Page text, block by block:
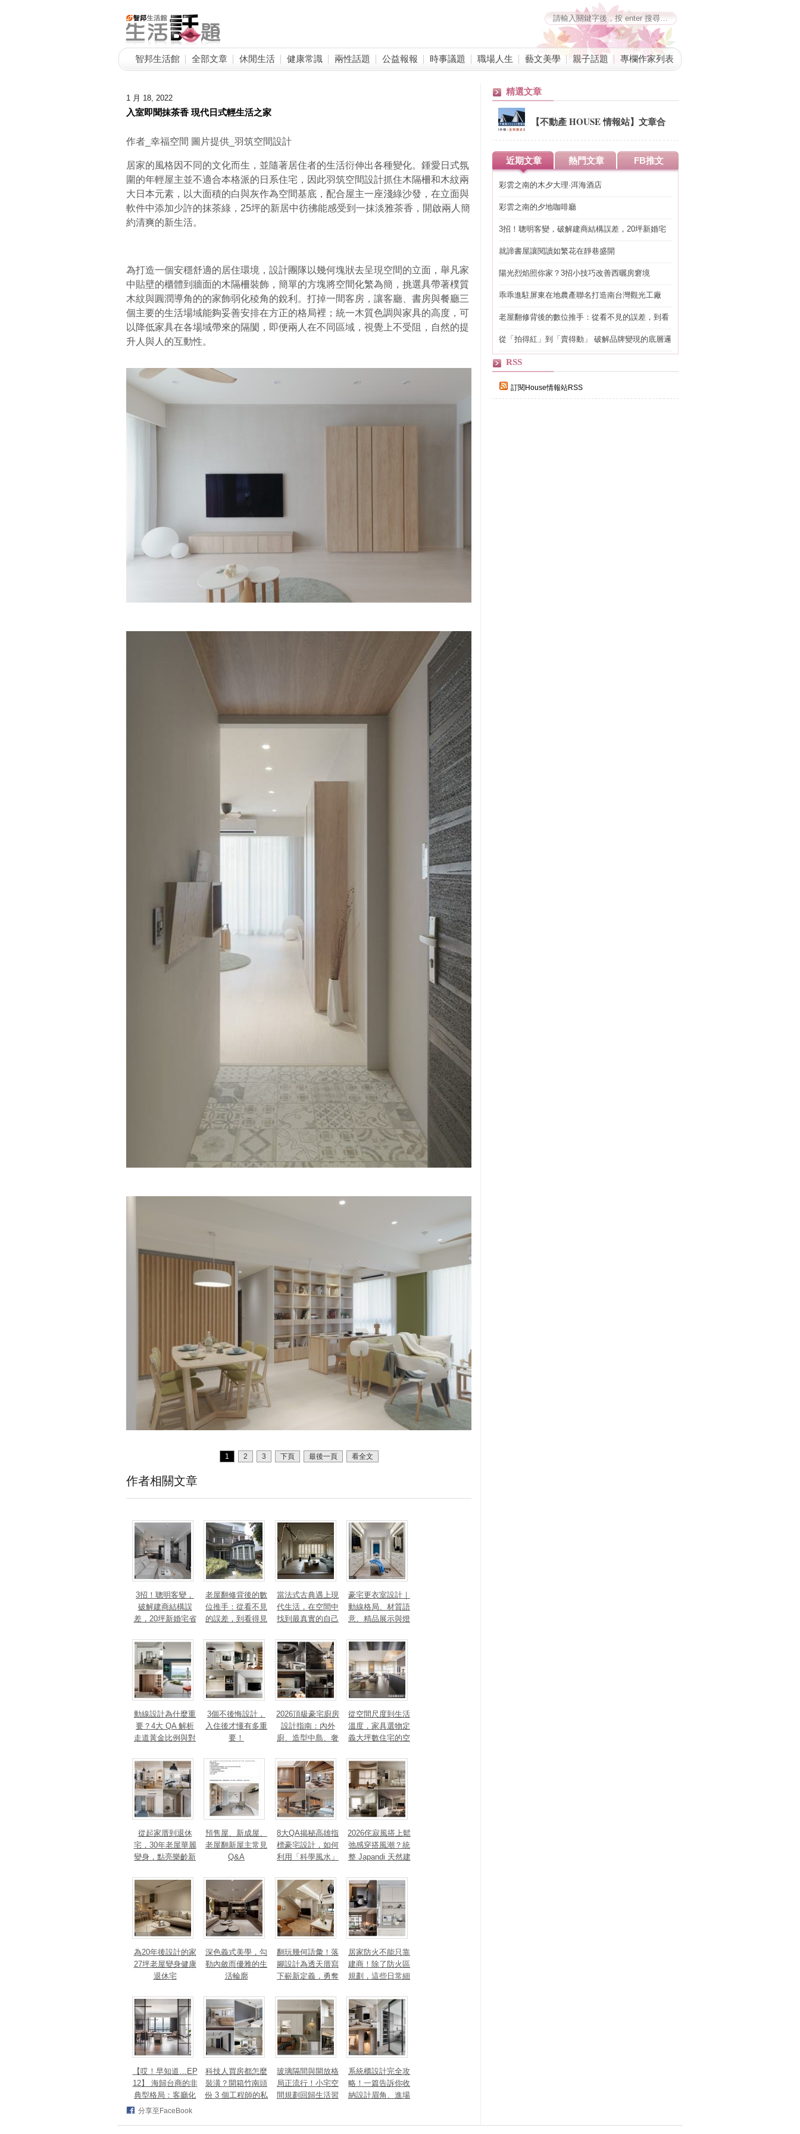
智邦生活館 全部文章 休閒生活 健康常識 兩性話題 公益報報 時事議題 職場人生 藝文美學 親子話題 專欄作家列表
1 月 18, 2022
入室即聞抹茶香 現代日式輕生活之家
作者_幸福空間 圖片提供_羽筑空間設計
居家的風格因不同的文化而生，並隨著居住者的生活衍伸出各種變化。鍾愛日式氛
圍的年輕屋主並不適合本格派的日系住宅，因此羽筑空間設計抓住木隔柵和木紋兩
大日本元素，以大面積的白與灰作為空間基底，配合屋主一座淺綠沙發，在立面與
軟件中添加少許的抹茶綠，25坪的新居中彷彿能感受到一抹淡雅茶香，開啟兩人簡
約清爽的新生活。
為打造一個安穩舒適的居住環境，設計團隊以幾何塊狀去呈現空間的立面，舉凡家
中貼壁的櫃體到牆面的木隔柵裝飾，簡單的方塊將空間化繁為簡，挑選具帶著樸質
木紋與圓潤導角的的家飾弱化稜角的銳利。打掉一間客房，讓客廳、書房與餐廳三
個主要的生活場域能夠妥善安排在方正的格局裡；統一木質色調與家具的高度，可
以降低家具在各場域帶來的隔閡，即便兩人在不同區域，視覺上不受阻，自然的提
升人與人的互動性。
1 2 3 下頁 最後一頁 看全文
作者相關文章
3招！聰明客變，
破解建商結構誤
差，20坪新婚宅省
錢
老屋翻修背後的數
位推手：從看不見
的誤差，到看得見
當法式古典遇上現
代生活，在空間中
找到最真實的自己
豪宅更衣室設計｜
動線格局、材質語
意、精品展示與燈
打造高訂生活儀式
動線設計為什麼重
要？4大 QA 解析
走道黃金比例與對
3個不後悔設計，
入住後才懂有多重
要！
2026頂級豪宅廚房
設計指南：內外
廚、造型中島、奢
讓廚房從空間配角
變主角！
從空間尺度到生活
溫度，家具選物定
義大坪數住宅的空
從起家厝到退休
宅，30年老屋華麗
變身，點亮樂齡新
法、英指標設計大
獎！
預售屋、新成屋、
老屋翻新屋主常見
Q&A
8大QA揭秘高雄指
標豪宅設計，如何
利用「科學風水」
量磁場？
2026侘寂風搭上鬆
弛感穿搭風潮？統
整 Japandi 天然建
有風靡全球的軟裝
家具推薦
為20年後設計的家
27坪老屋變身健康
退休宅
深色義式美學，勾
勒內斂而優雅的生
活輪廓
翻玩幾何語彙！落
腳設計為透天厝寫
下嶄新定義，勇奪
TAN 國際大獎
居家防火不能只靠
建商！除了防火區
規劃，這些日常細
【哎！早知道…EP
12】 海歸台商的非
典型格局：客廳化
身面海創作空間，
科技人買房都怎麼
裝潢？開箱竹南頭
份 3 個工程師的私
玻璃隔間與開放格
局正流行！小宅空
間規劃回歸生活習
系統櫃設計完全攻
略！一篇告訴你收
納設計眉角、進場
分享至FaceBook
精選文章
【不動產 HOUSE 情報站】文章合
併公告
近期文章 熱門文章 FB推文
彩雲之南的木夕大理·洱海酒店
彩雲之南的夕地咖啡廳
3招！聰明客變，破解建商結構誤差，20坪新婚宅
就諦書屋讓閱讀如繁花在靜巷盛開
陽光烈焰照你家？3招小技巧改善西曬房窘境
乖乖進駐屏東在地農產聯名打造南台灣觀光工廠
老屋翻修背後的數位推手：從看不見的誤差，到看
從「拍得紅」到「賣得動」 破解品牌變現的底層邏
RSS
訂閱House情報站RSS